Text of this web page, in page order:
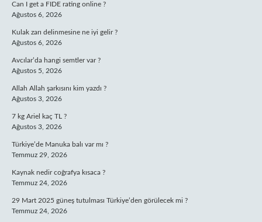
Can I get a FIDE rating online ?
Ağustos 6, 2026
Kulak zarı delinmesine ne iyi gelir ?
Ağustos 6, 2026
Avcılar’da hangi semtler var ?
Ağustos 5, 2026
Allah Allah şarkısını kim yazdı ?
Ağustos 3, 2026
7 kg Ariel kaç TL ?
Ağustos 3, 2026
Türkiye’de Manuka balı var mı ?
Temmuz 29, 2026
Kaynak nedir coğrafya kısaca ?
Temmuz 24, 2026
29 Mart 2025 güneş tutulması Türkiye’den görülecek mi ?
Temmuz 24, 2026